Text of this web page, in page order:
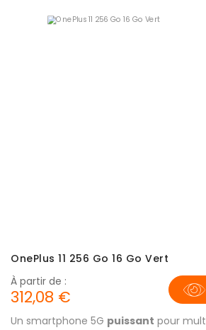
OnePlus 11 256 Go 16 Go Vert
Un smartphone 5G puissant pour
À partir de :
312,08 €